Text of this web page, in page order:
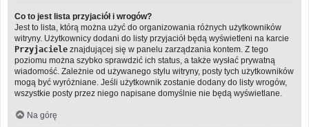
Co to jest lista przyjaciół i wrogów?
Jest to lista, którą można użyć do organizowania różnych użytkowników
witryny. Użytkownicy dodani do listy przyjaciół będą wyświetleni na karcie
Przyjaciele znajdującej się w panelu zarządzania kontem. Z tego
poziomu można szybko sprawdzić ich status, a także wysłać prywatną
wiadomość. Zależnie od używanego stylu witryny, posty tych użytkowników
mogą być wyróżniane. Jeśli użytkownik zostanie dodany do listy wrogów,
wszystkie posty przez niego napisane domyślnie nie będą wyświetlane.
Na górę